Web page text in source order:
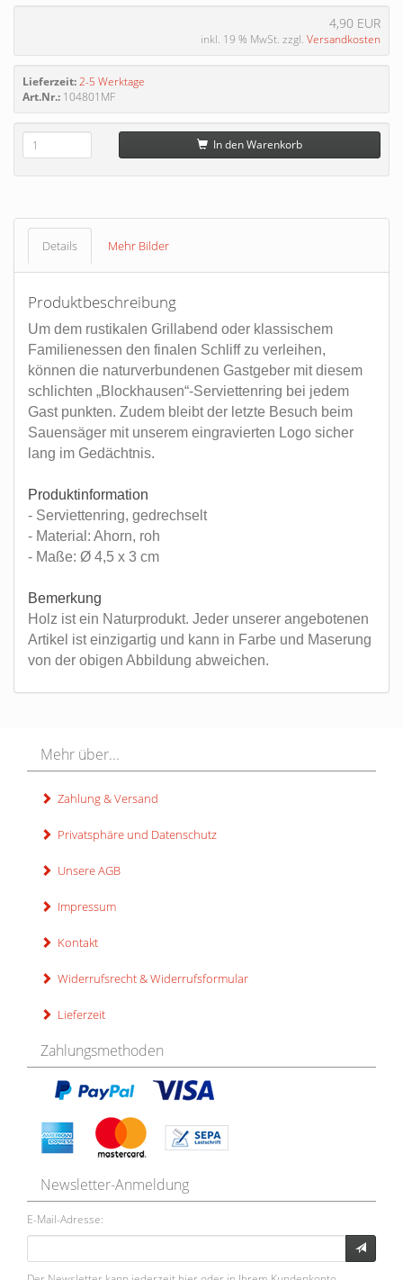
4,90 EUR
inkl. 19 % MwSt. zzgl. Versandkosten
Lieferzeit:2-5 Werktage
Art.Nr.: 104801MF
In den Warenkorb
Details Mehr Bilder
Produktbeschreibung
Um dem rustikalen Grillabend oder klassischem
Familienessen den finalen Schliff zu verleihen,
können die naturverbundenen Gastgeber mit diesem
schlichten „Blockhausen“-Serviettenring bei jedem
Gast punkten. Zudem bleibt der letzte Besuch beim
Sauensäger mit unserem eingravierten Logo sicher
lang im Gedächtnis.
Produktinformation
- Serviettenring, gedrechselt
- Material: Ahorn, roh
- Maße: Ø 4,5 x 3 cm
Bemerkung
Holz ist ein Naturprodukt. Jeder unserer angebotenen
Artikel ist einzigartig und kann in Farbe und Maserung
von der obigen Abbildung abweichen.
Mehr über...
Zahlung & Versand
Privatsphäre und Datenschutz
Unsere AGB
Impressum
Kontakt
Widerrufsrecht & Widerrufsformular
Lieferzeit
Zahlungsmethoden
Newsletter-Anmeldung
E-Mail-Adresse: